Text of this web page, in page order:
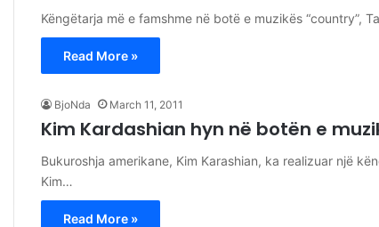
Këngëtarja më e famshme në botë e muzikës “country”,
Read More »
BjoNda March 11, 2011
Kim Kardashian hyn në botën e
Bukuroshja amerikane, Kim Karashian, ka realizuar një
Kim…
Read More »